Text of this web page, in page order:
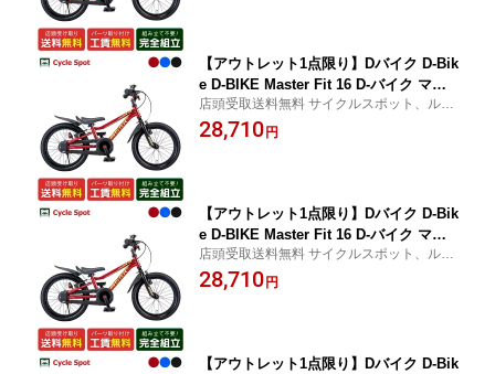
【アウトレット1点限り】Dバイク D-Bik
e D-BIKE Master Fit 16 D-バイク マス
ターフィット 16 男の子 幼児自転車 子
供 16インチ 2歳半〜6歳 [D-BIKE Maste
店頭受取送料無料 サイクルスポット、ルサ
イク店舗受取指定で、防犯登録可・盗難補
償に加入可・即乗車可・不要車引取可
28,710円
【アウトレット1点限り】Dバイク D-Bik
e D-BIKE Master Fit 16 D-バイク マス
ターフィット 16 男の子 幼児自転車 子
供 16インチ 2歳半〜6歳 [D-BIKE Maste
店頭受取送料無料 サイクルスポット、ルサ
イク店舗受取指定で、防犯登録可・盗難補
償に加入可・即乗車可・不要車引取可
28,710円
【アウトレット1点限り】Dバイク D-Bik